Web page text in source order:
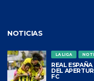
NOTICIAS
LA LIGA
REAL
DEL
FC